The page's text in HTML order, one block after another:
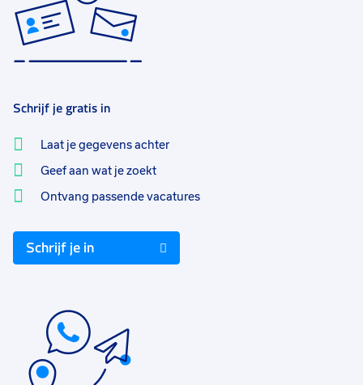
Schrijf je gratis in
Laat je gegevens achter
Geef aan wat je zoekt
Ontvang passende vacatures
Schrijf je in